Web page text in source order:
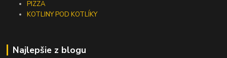
PIZZA
KOTLINY POD KOTLÍKY
Najlepšie z blogu